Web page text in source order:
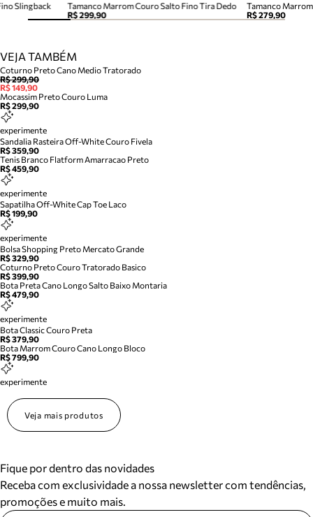
Tamanco Marrom Couro Salto Fino Tira Dedo
R$ 299,90
Tamanco
R$ 279,90
Slingback
VEJA TAMBÉM
Coturno Preto Cano Medio Tratorado
R$ 299,90
R$ 149,90
Mocassim Preto Couro Luma
R$ 299,90
experimente
Sandalia Rasteira Off-White Couro Fivela
R$ 359,90
Tenis Branco Flatform Amarracao Preto
R$ 459,90
experimente
Sapatilha Off-White Cap Toe Laco
R$ 199,90
experimente
Bolsa Shopping Preto Mercato Grande
R$ 329,90
Coturno Preto Couro Tratorado Basico
R$ 399,90
Bota Preta Cano Longo Salto Baixo Montaria
R$ 479,90
experimente
Bota Classic Couro Preta
R$ 379,90
Bota Marrom Couro Cano Longo Bloco
R$ 799,90
experimente
Veja mais produtos
Fique por dentro das novidades
Receba com exclusividade a nossa newsletter com tendências,
promoções e muito mais.